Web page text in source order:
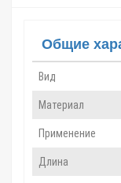
Общие
Вид
Материал
Применение
Длина